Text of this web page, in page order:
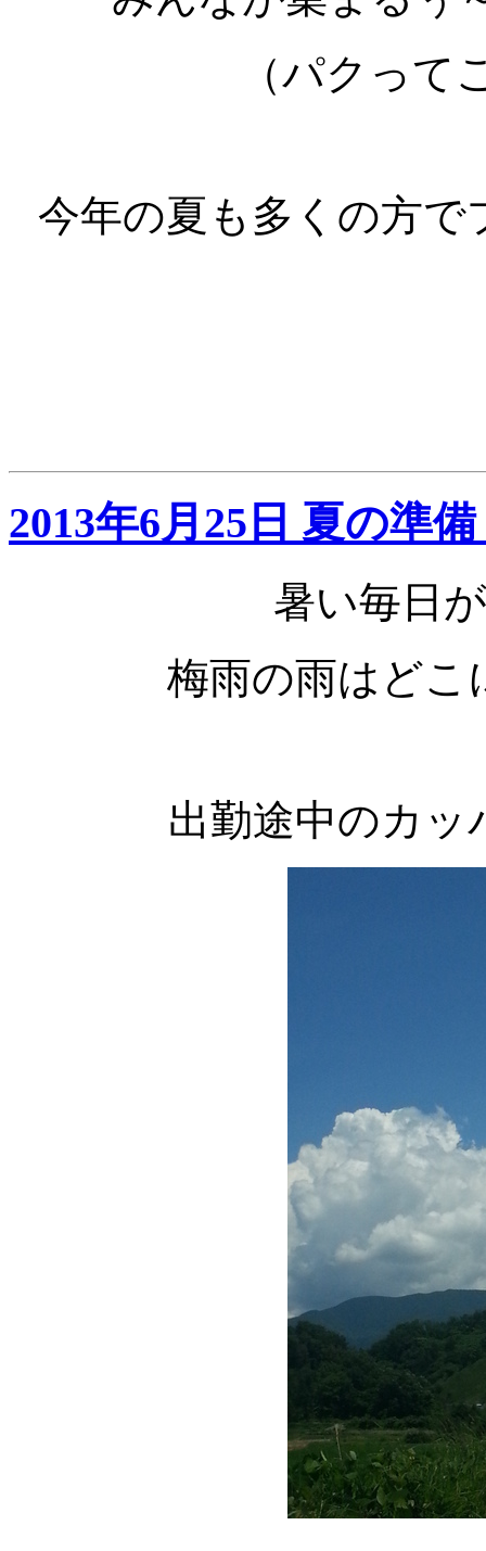
（パクって
今年の夏も多くの方
2013年6月25日 夏の準
暑い毎日
梅雨の雨はどこ
出勤途中のカッ